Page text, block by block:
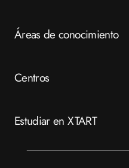
Grados Medios
Especializaciones
Áreas de conocimiento
Emergencias
Tech
Centros
Murcia
Estudiar en XTART